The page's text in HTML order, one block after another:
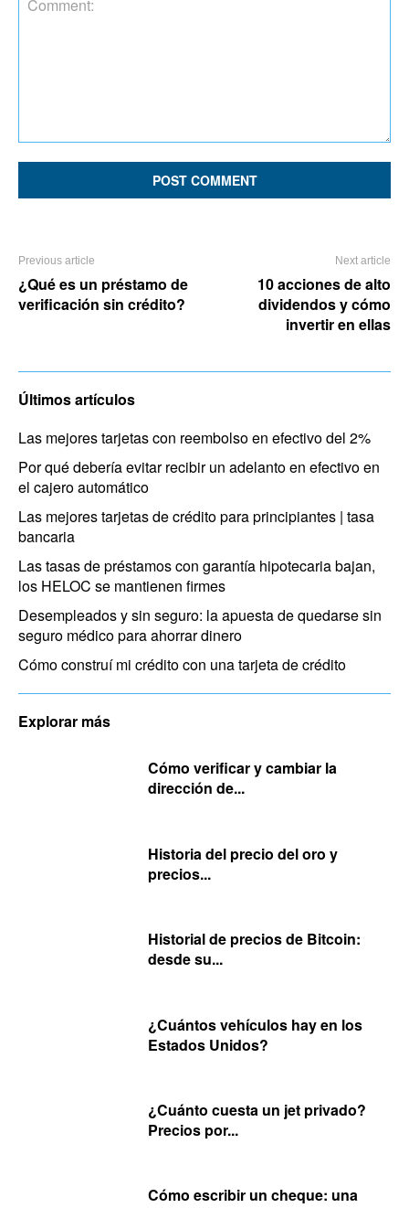
Previous article
¿Qué es un préstamo de
verificación sin crédito?
Next article
10 acciones de alto
dividendos y cómo
invertir en ellas
Últimos artículos
Las mejores tarjetas con reembolso en efectivo del 2%
Por qué debería evitar recibir un adelanto en efectivo en
el cajero automático
Las mejores tarjetas de crédito para principiantes | tasa
bancaria
Las tasas de préstamos con garantía hipotecaria bajan,
los HELOC se mantienen firmes
Desempleados y sin seguro: la apuesta de quedarse sin
seguro médico para ahorrar dinero
Cómo construí mi crédito con una tarjeta de crédito
Explorar más
Cómo verificar y cambiar la
dirección de...
Historia del precio del oro y
precios...
Historial de precios de Bitcoin:
desde su...
¿Cuántos vehículos hay en los
Estados Unidos?
¿Cuánto cuesta un jet privado?
Precios por...
Cómo escribir un cheque: una